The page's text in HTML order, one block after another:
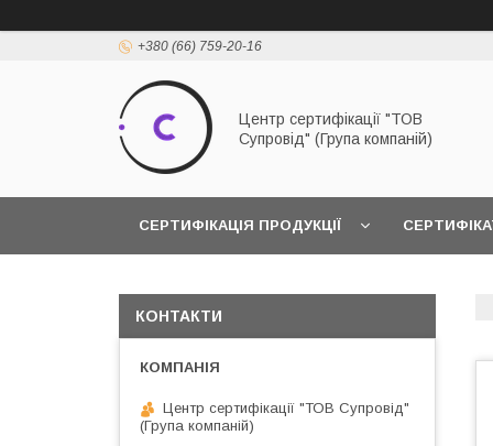
+380 (66) 759-20-16
Центр сертифікації "ТОВ
Супровід" (Група компаній)
СЕРТИФІКАЦІЯ ПРОДУКЦІЇ
КОНТАКТИ
Центр сертифікації "ТОВ Супровід"
(Група компаній)